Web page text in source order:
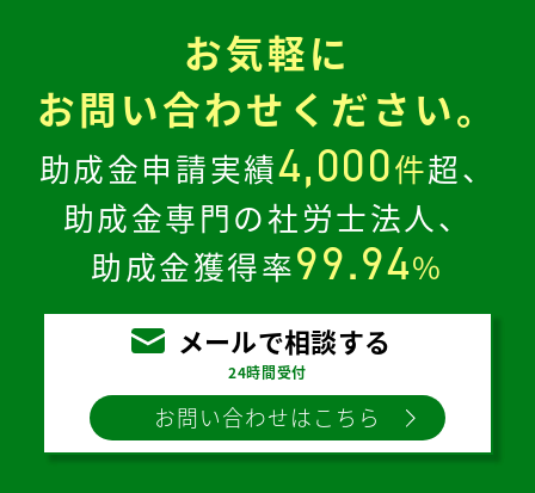
お気軽に
お問い合わせください。
助成金申請実績4,000件超、
助成金専門の社労士法人、
助成金獲得率99.94%
メールで相談する
24時間受付
お問い合わせはこちら